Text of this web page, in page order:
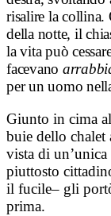
risalire la collina.
della notte, il
la vita può
facevano
per un uomo
Giunto in cima
buie dello chalet
vista di
piuttosto
il fucile– gli
prima.